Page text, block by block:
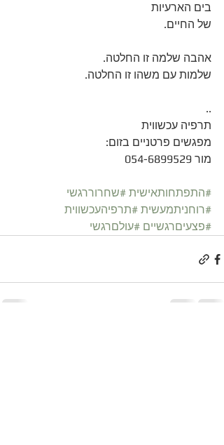
בים הארעיות
של החיים.
אהבה שלמה זו החלטה.
שלמות עם משהו זו החלטה.
..
תרפיה עכשווית
מפגשים פרטניים בזום:
מור 054-6899529
#התפתחותאישית #שחרוררגשי
#רוחניתמעשית #תרפיהעכשווית
#פצעיםרגשיים #עולםרגשי